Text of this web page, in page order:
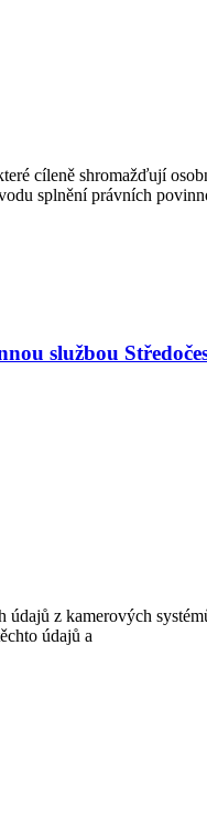
cíleně shromažďují
splnění právních
službou
z kamerových
údajů a